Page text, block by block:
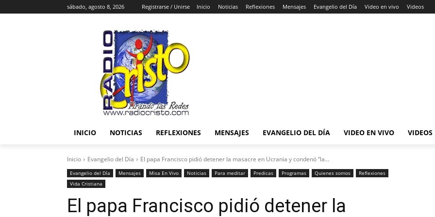
sábado, agosto 8, 2026 Registrarse / Unirse Inicio Noticias Reflexiones Mensajes Evangelio del Día Video en vivo Videos
INICIO NOTICIAS REFLEXIONES MENSAJES EVANGELIO DEL DÍA VIDEO EN VIVO VIDEOS
Inicio Evangelio del Día El papa Francisco pidió detener la masacre en Ucrania y condenó “la...
Evangelio del Día Mensajes Misa En Vivo Noticias Para meditar Predicas Programas Quienes somos
Reflexiones
Vida Cristiana
El papa Francisco pidió detener la